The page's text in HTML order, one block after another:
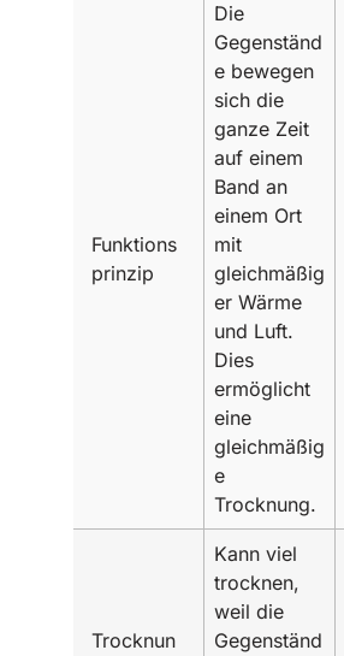
Funktions
prinzip
Die
Gegenständ
e bewegen
sich die
ganze Zeit
auf einem
Band an
einem Ort
mit
gleichmäßig
er Wärme
und Luft.
Dies
ermöglicht
eine
gleichmäßig
e
Trocknung.
Trocknun
Kann viel
trocknen,
weil die
Gegenständ